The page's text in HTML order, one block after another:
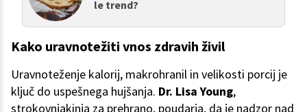
le trend?
Kako uravnotežiti vnos zdravih živil
Uravnoteženje kalorij, makrohranil in velikosti porcij je
ključ do uspešnega hujšanja. Dr. Lisa Young,
strokovnjakinja za prehrano, poudarja, da je nadzor nad